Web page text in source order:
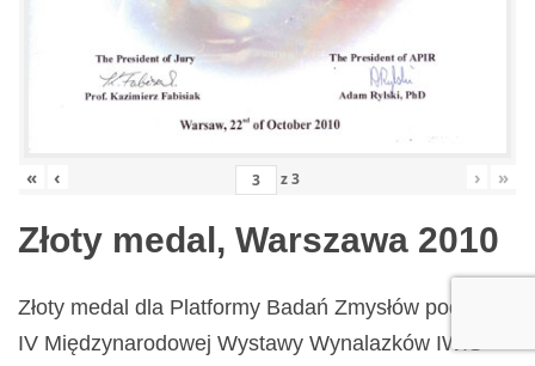
« ‹ z3 › »
Złoty medal, Warszawa 2010
Złoty medal dla Platformy Badań Zmysłów podczas
IV Międzynarodowej Wystawy Wynalazków IWIS